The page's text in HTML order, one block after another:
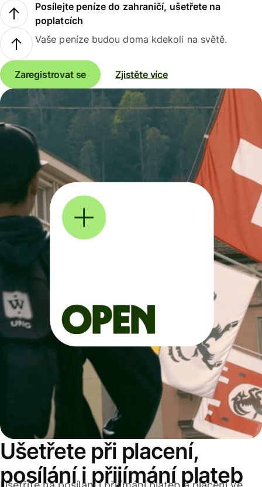
Posílejte peníze do zahraničí, ušetřete na
poplatcích
Vaše peníze budou doma kdekoli na světě.
Zaregistrovat se Zjistěte více
Ušetřete při placení,
posílání i přijímání plateb